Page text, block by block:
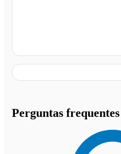
Perguntas frequentes